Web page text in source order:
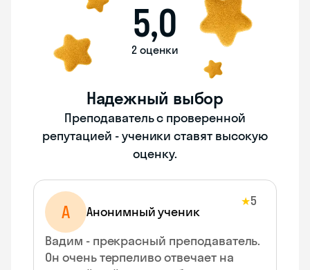
5,0
2 оценки
Надежный выбор
Преподаватель с проверенной
репутацией - ученики ставят высокую
оценку.
А Анонимный ученик
★5
Вадим - прекрасный преподаватель.
Он очень терпеливо отвечает на